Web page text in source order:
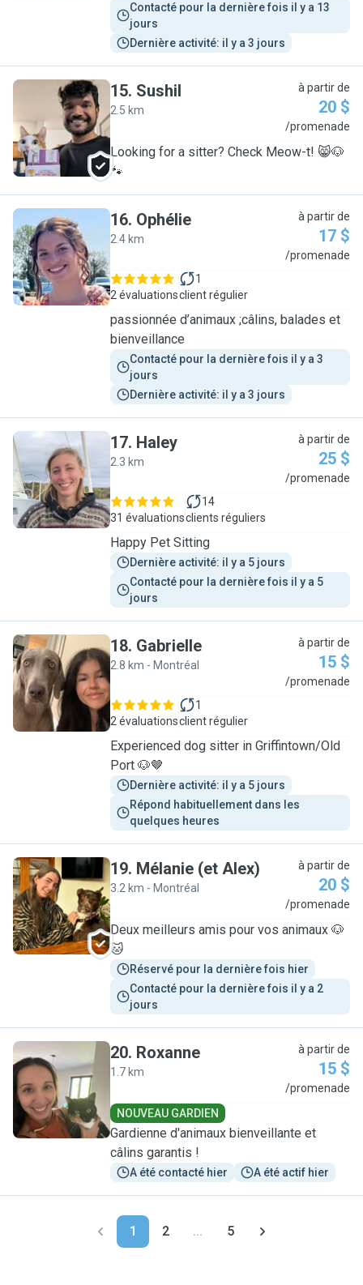
Contacté pour la dernière fois il y a 13
jours
Dernière activité: il y a 3 jours
S
15. Sushil
2.5 km
à partir de
20 $
/promenade
Looking for a sitter? Check Meow-t! 😸🐶
🐾
O
16. Ophélie
2.4 km
à partir de
17 $
/promenade
2 évaluations
1
client régulier
passionnée d’animaux ;câlins, balades et
bienveillance
Contacté pour la dernière fois il y a 3
jours
Dernière activité: il y a 3 jours
H
17. Haley
2.3 km
à partir de
25 $
/promenade
31 évaluations
14
clients réguliers
Happy Pet Sitting
Dernière activité: il y a 5 jours
Contacté pour la dernière fois il y a 5
jours
G
18. Gabrielle
2.8 km - Montréal
à partir de
15 $
/promenade
2 évaluations
1
client régulier
Experienced dog sitter in Griffintown/Old
Port 🐶🤎
Dernière activité: il y a 5 jours
Répond habituellement dans les
quelques heures
M
19. Mélanie (et Alex)
3.2 km - Montréal
à partir de
20 $
/promenade
Deux meilleurs amis pour vos animaux 🐶
🐱
Réservé pour la dernière fois hier
Contacté pour la dernière fois il y a 2
jours
R
20. Roxanne
1.7 km
à partir de
15 $
/promenade
NOUVEAU GARDIEN
Gardienne d'animaux bienveillante et
câlins garantis !
A été contacté hier A été actif hier
1 2 ... 5